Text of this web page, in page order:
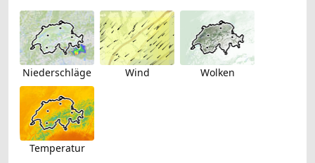
Niederschläge Wind Wolken
Temperatur